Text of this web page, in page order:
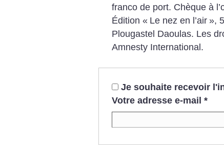
franco de port. Chèque à
Édition « Le nez en l’air »,
Plougastel Daoulas. Les
Amnesty International.
Je souhaite recevoir
Votre adresse e-mail *